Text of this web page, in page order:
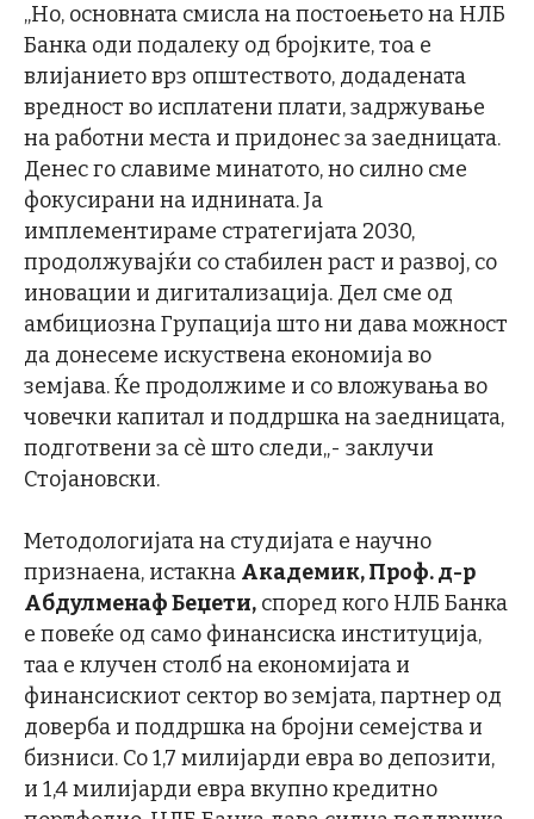
„Но, основната смисла на постоењето на НЛБ
Банка оди подалеку од бројките, тоа е
влијанието врз општеството, додадената
вредност во исплатени плати, задржување
на работни места и придонес за заедницата.
Денес го славиме минатото, но силно сме
фокусирани на иднината. Ја
имплементираме стратегијата 2030,
продолжувајќи со стабилен раст и развој, со
иновации и дигитализација. Дел сме од
амбициозна Групација што ни дава можност
да донесеме искуствена економија во
земјава. Ќе продолжиме и со вложувања во
човечки капитал и поддршка на заедницата,
подготвени за сѐ што следи„- заклучи
Стојановски.
Методологијата на студијата е научно
признаена, истакна Академик, Проф. д-р
Абдулменаф Беџети, според кого НЛБ Банка
e повеќе од само финансиска институција,
таа е клучен столб на економијата и
финансискиот сектор во земјата, партнер од
доверба и поддршка на бројни семејства и
бизниси. Со 1,7 милијарди евра во депозити,
и 1,4 милијарди евра вкупно кредитно